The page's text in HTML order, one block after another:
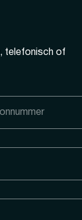
telefonisch of